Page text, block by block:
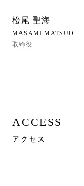
松尾 聖海
MASAMI MATSUO
取締役
ACCESS
アクセス